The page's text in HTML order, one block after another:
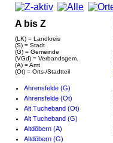
A bis Z
(LK) = Landkreis
(S) = Stadt
(G) = Gemeinde
(VGd) = Verbandsgem.
(A) = Amt
(Ot) = Orts-/Stadtteil
Ahrensfelde (G)
Ahrensfelde (Ot)
Alt Tucheband (Ot)
Alt Tucheband (G)
Altdöbern (A)
Altdöbern (G)